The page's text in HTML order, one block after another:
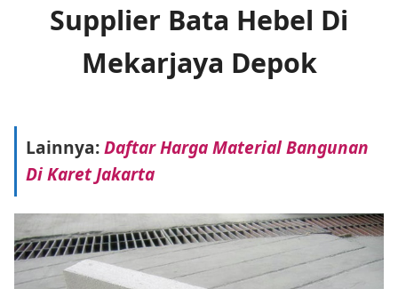
Supplier Bata Hebel Di
Mekarjaya Depok
Lainnya:Daftar Harga Material Bangunan
Di Karet Jakarta